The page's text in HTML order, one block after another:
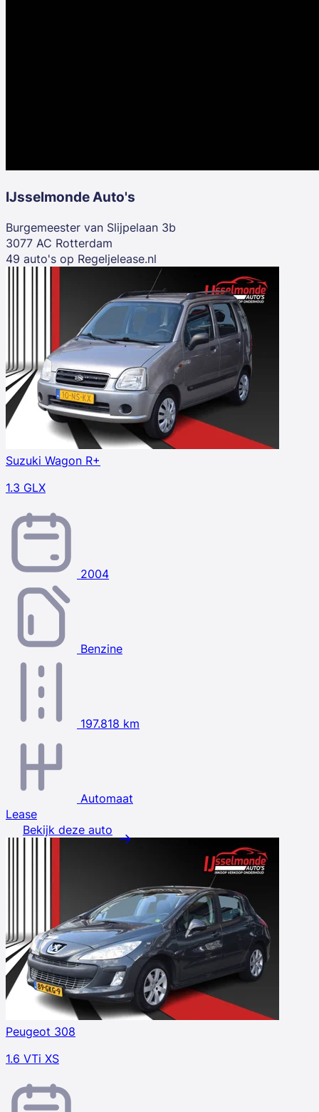
IJsselmonde Auto's
Burgemeester van Slijpelaan 3b
3077 AC Rotterdam
49 auto's op Regeljelease.nl
Suzuki Wagon R+
1.3 GLX
2004
Benzine
197.818 km
Automaat
Lease
Bekijk deze auto
Peugeot 308
1.6 VTi XS